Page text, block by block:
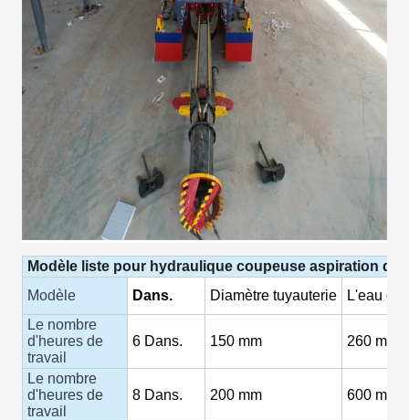
Modèle liste pour hydraulique coupeuse aspiration
Modèle
Dans. Diamètre tuyauterie L'eau
Le nombre
d'heures de
travail
6 Dans. 150 mm 260 m3/h
Le nombre
d'heures de
travail
8 Dans. 200 mm 600 m3/h